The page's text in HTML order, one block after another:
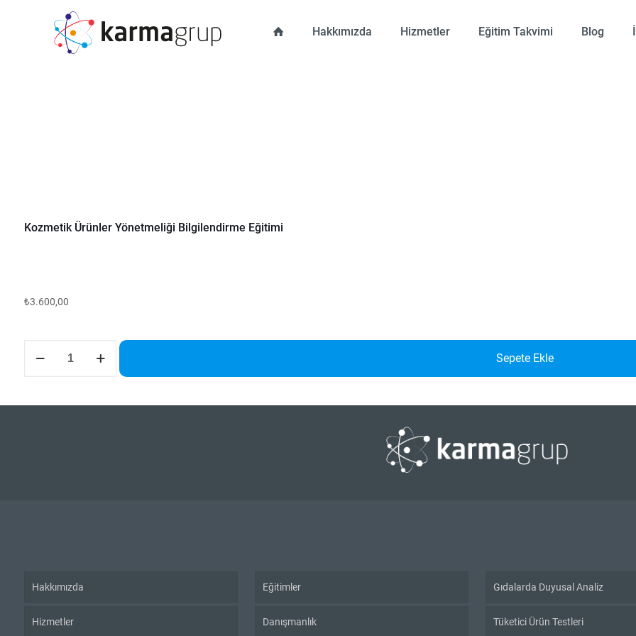
Hakkımızda Hizmetler Eğitim Takvimi Blog
Kozmetik Ürünler Yönetmeliği Bilgilendirme Eğitimi
₺3.600,00
Bilgilendirme
Sepete Ekle
Hakkımızda
Hizmetler
Eğitimler
Danışmanlık
Gıdalarda Duyusal Analiz
Tüketici Ürün Testleri